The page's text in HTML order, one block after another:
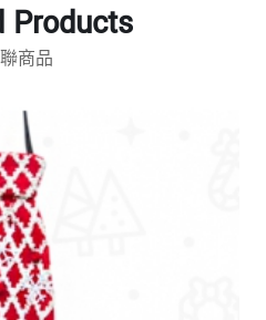
商品
Products